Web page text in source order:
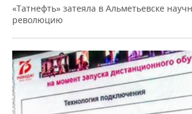
«Татнефть» затеяла в Альметьевске
революцию